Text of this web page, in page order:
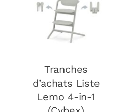
DÉTAILS
Tranches
d’achats Liste
Lemo 4-in-1